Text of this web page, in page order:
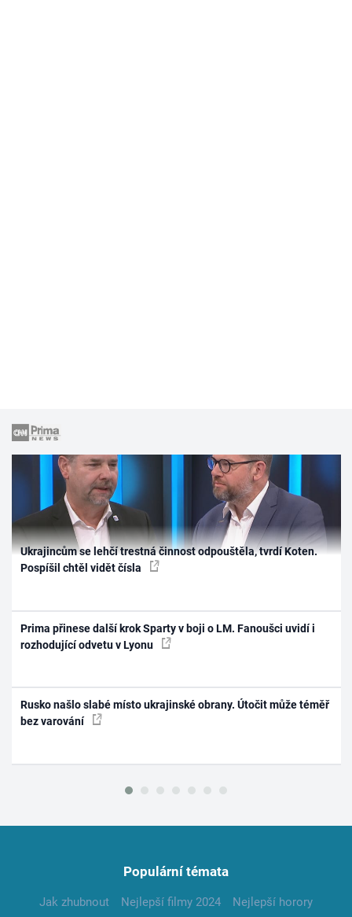
Ukrajincům se lehčí trestná činnost odpouštěla, tvrdí Koten.
Pospíšil chtěl vidět čísla
Prima přinese další krok Sparty v boji o LM. Fanoušci uvidí i
rozhodující odvetu v Lyonu
Rusko našlo slabé místo ukrajinské obrany. Útočit může téměř
bez varování
Populární témata
Jak zhubnout Nejlepší filmy 2024
Nejlepší horory